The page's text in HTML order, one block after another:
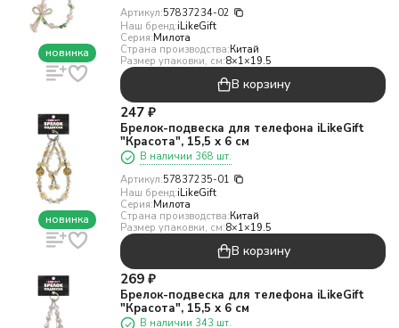
новинка
Артикул:57837234-02
Наш бренд:iLikeGift
Серия:Милота
Страна производства:Китай
Размер упаковки, см:8×1×19.5
В корзину
новинка
247 ₽
Брелок-подвеска для телефона iLikeGift
"Красота", 15,5 х 6 см
В наличии 368 шт.
Артикул:57837235-01
Наш бренд:iLikeGift
Серия:Милота
Страна производства:Китай
Размер упаковки, см:8×1×19.5
В корзину
269 ₽
Брелок-подвеска для телефона iLikeGift
"Красота", 15,5 х 6 см
В наличии 343 шт.